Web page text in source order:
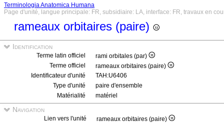
Terminologia Anatomica Humana
Page d'unité, langue principale: FR, subsidiaire: LA, interface: FR, travaux en
rameaux orbitaires (paire)
Identification
Terme latin officiel
rami orbitales (par)
Terme officiel
rameaux orbitaires (paire)
Identificateur d'unité
TAH:U6406
Type d'unité
paire d'ensemble
Matérialité
matériel
Navigation
Lien vers l'unité
rameaux orbitaires (paire)